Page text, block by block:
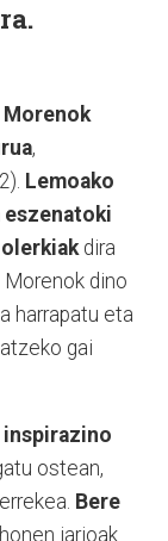
Morenok
,
Lemoako
eszenatoki
dira
Morenok dino
harrapatu eta
gai
inspirazino
ostean,
Bere
jarioak